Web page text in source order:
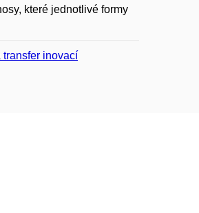
které jednotlivé formy
inovací